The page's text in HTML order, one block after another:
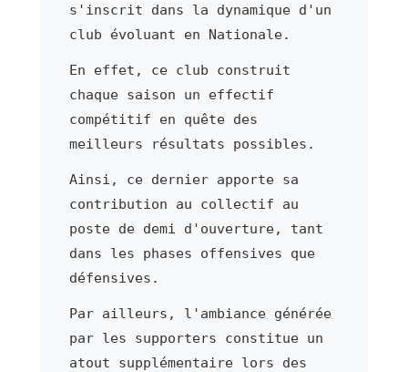
s'inscrit dans la dynamique d'un
club évoluant en Nationale.
En effet, ce club construit
chaque saison un effectif
compétitif en quête des
meilleurs résultats possibles.
Ainsi, ce dernier apporte sa
contribution au collectif au
poste de demi d'ouverture, tant
dans les phases offensives que
défensives.
Par ailleurs, l'ambiance générée
par les supporters constitue un
atout supplémentaire lors des